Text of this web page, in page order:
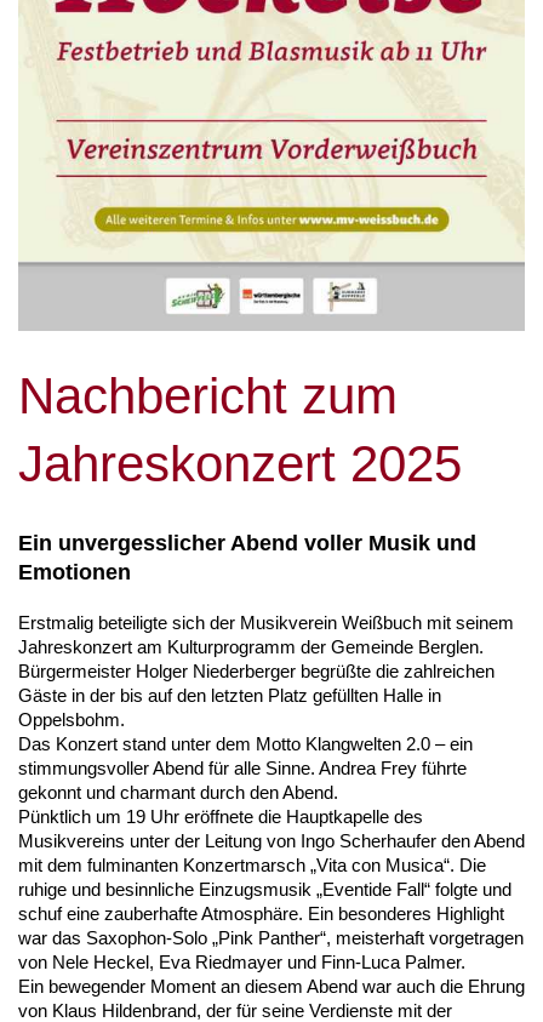
Nachbericht zum
Jahreskonzert 2025
Ein unvergesslicher Abend voller Musik und
Emotionen
Erstmalig beteiligte sich der Musikverein Weißbuch mit seinem
Jahreskonzert am Kulturprogramm der Gemeinde Berglen.
Bürgermeister Holger Niederberger begrüßte die zahlreichen
Gäste in der bis auf den letzten Platz gefüllten Halle in
Oppelsbohm.
Das Konzert stand unter dem Motto Klangwelten 2.0 – ein
stimmungsvoller Abend für alle Sinne. Andrea Frey führte
gekonnt und charmant durch den Abend.
Pünktlich um 19 Uhr eröffnete die Hauptkapelle des
Musikvereins unter der Leitung von Ingo Scherhaufer den Abend
mit dem fulminanten Konzertmarsch „Vita con Musica“. Die
ruhige und besinnliche Einzugsmusik „Eventide Fall“ folgte und
schuf eine zauberhafte Atmosphäre. Ein besonderes Highlight
war das Saxophon-Solo „Pink Panther“, meisterhaft vorgetragen
von Nele Heckel, Eva Riedmayer und Finn-Luca Palmer.
Ein bewegender Moment an diesem Abend war auch die Ehrung
von Klaus Hildenbrand, der für seine Verdienste mit der